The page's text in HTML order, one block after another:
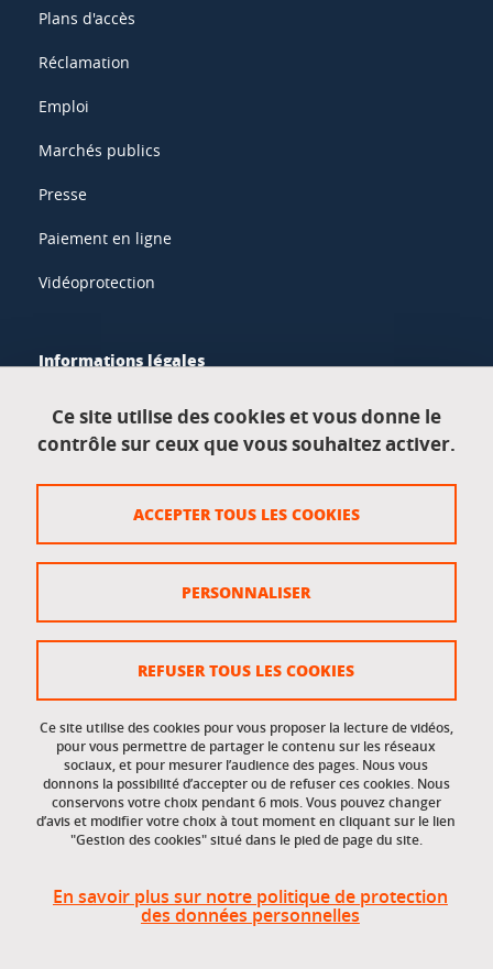
Plans d'accès
Réclamation
Emploi
Marchés publics
Presse
Paiement en ligne
Vidéoprotection
Informations légales
Données personnelles
Crédits
Gestion des cookies
Accessibilité : non conforme
Accès réservés
Intranet des étudiants et des personnels
Ce site utilise des cookies et vous donne le
contrôle sur ceux que vous souhaitez activer.
Ce site utilise des cookies pour vous proposer la lecture de vidéos,
pour vous permettre de partager le contenu sur les réseaux
sociaux, et pour mesurer l’audience des pages. Nous vous
donnons la possibilité d’accepter ou de refuser ces cookies. Nous
conservons votre choix pendant 6 mois. Vous pouvez changer
d’avis et modifier votre choix à tout moment en cliquant sur le lien
"Gestion des cookies" situé dans le pied de page du site.
En savoir plus sur notre politique de protection
des données personnelles
ACCEPTER TOUS LES COOKIES
REFUSER TOUS LES COOKIES
PERSONNALISER